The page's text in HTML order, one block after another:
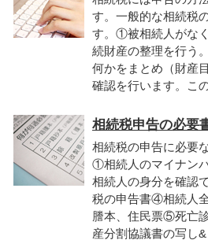
す。一般的な相続税
す。①被相続人がな
続財産の整理を行う
何かをまとめ（財産
確認を行います。こ
相続税申告の必要
相続税の申告に必要
①相続人のマイナン
相続人の身分を確認
税の申告書④相続人
謄本、住民票⑤死亡
産分割協議書の写し